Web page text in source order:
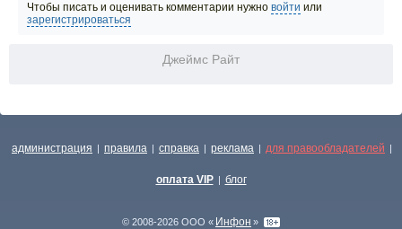
Чтобы писать и оценивать комментарии нужно войти или
зарегистрироваться
Джеймс Райт
администрация | правила | справка | реклама | для правообладателей |
оплата VIP | блог
© 2008-2026 ООО « Инфон »